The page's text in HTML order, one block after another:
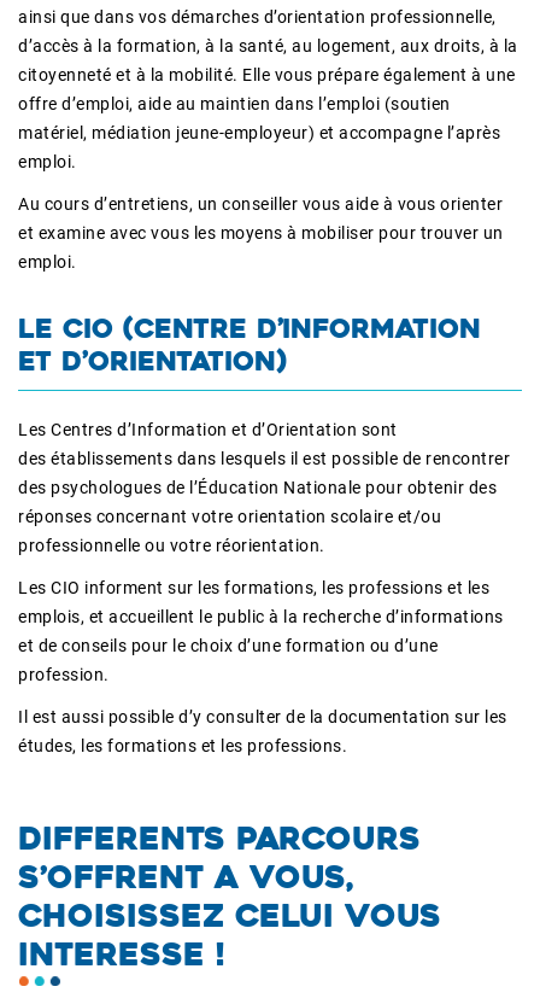
ainsi que dans vos démarches d’orientation professionnelle,
d’accès à la formation, à la santé, au logement, aux droits, à la
citoyenneté et à la mobilité. Elle vous prépare également à une
offre d’emploi, aide au maintien dans l’emploi (soutien
matériel, médiation jeune-employeur) et accompagne l’après
emploi.
Au cours d’entretiens, un conseiller vous aide à vous orienter
et examine avec vous les moyens à mobiliser pour trouver un
emploi.
LE CIO (CENTRE D’INFORMATION
ET D’ORIENTATION)
Les Centres d’Information et d’Orientation sont
des établissements dans lesquels il est possible de rencontrer
des psychologues de l’Éducation Nationale pour obtenir des
réponses concernant votre orientation scolaire et/ou
professionnelle ou votre réorientation.
Les CIO informent sur les formations, les professions et les
emplois, et accueillent le public à la recherche d’informations
et de conseils pour le choix d’une formation ou d’une
profession.
Il est aussi possible d’y consulter de la documentation sur les
études, les formations et les professions.
DIFFERENTS PARCOURS
S’OFFRENT A VOUS,
CHOISISSEZ CELUI VOUS
INTERESSE !